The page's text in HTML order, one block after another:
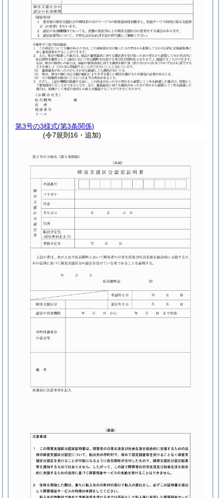
第3号の3様式(第3条関係)
(令7規則16・追加)